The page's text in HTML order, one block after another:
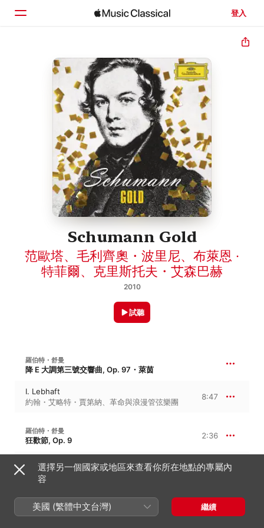
登入
首頁
搜尋
Schumann Gold
范歐塔、 毛利齊奧・波里尼、 布萊恩 ·
特菲爾、 克里斯托夫・艾森巴赫
2010
試聽
羅伯特・舒曼
降 E 大調第三號交響曲, Op. 97・萊茵
I. Lebhaft
約翰・艾略特・賈第納、 革命與浪漫管弦樂團
8:47
羅伯特・舒曼
狂歡節, Op. 9 2:36
XI. Chiarina
尼爾森 · 弗萊里
0:51
尼爾森 · 弗萊里
1:14
選擇另一個國家或地區來查看你所在地點的專屬內
容
美國 (繁體中文台灣) 繼續